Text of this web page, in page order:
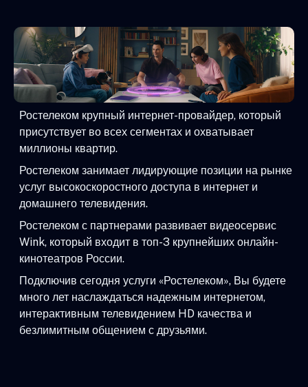
Ростелеком крупный интернет-провайдер, который
присутствует во всех сегментах и охватывает
миллионы квартир.
Ростелеком занимает лидирующие позиции на рынке
услуг высокоскоростного доступа в интернет и
домашнего телевидения.
Ростелеком с партнерами развивает видеосервис
Wink, который входит в топ-3 крупнейших онлайн-
кинотеатров России.
Подключив сегодня услуги «Ростелеком», Вы будете
много лет наслаждаться надежным интернетом,
интерактивным телевидением HD качества и
безлимитным общением с друзьями.